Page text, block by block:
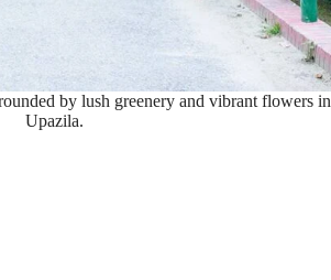
by lush greenery and vibrant flowers
Upazila.